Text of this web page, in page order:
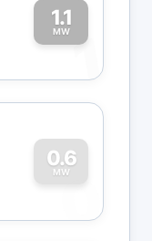
1.1
MW1
0.6
MW
0